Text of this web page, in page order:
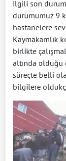
ilgili son
durumumuz 9
hastanelere
Kaymakamlık
birlikte
altında olduğu
süreçte belli
bilgilere